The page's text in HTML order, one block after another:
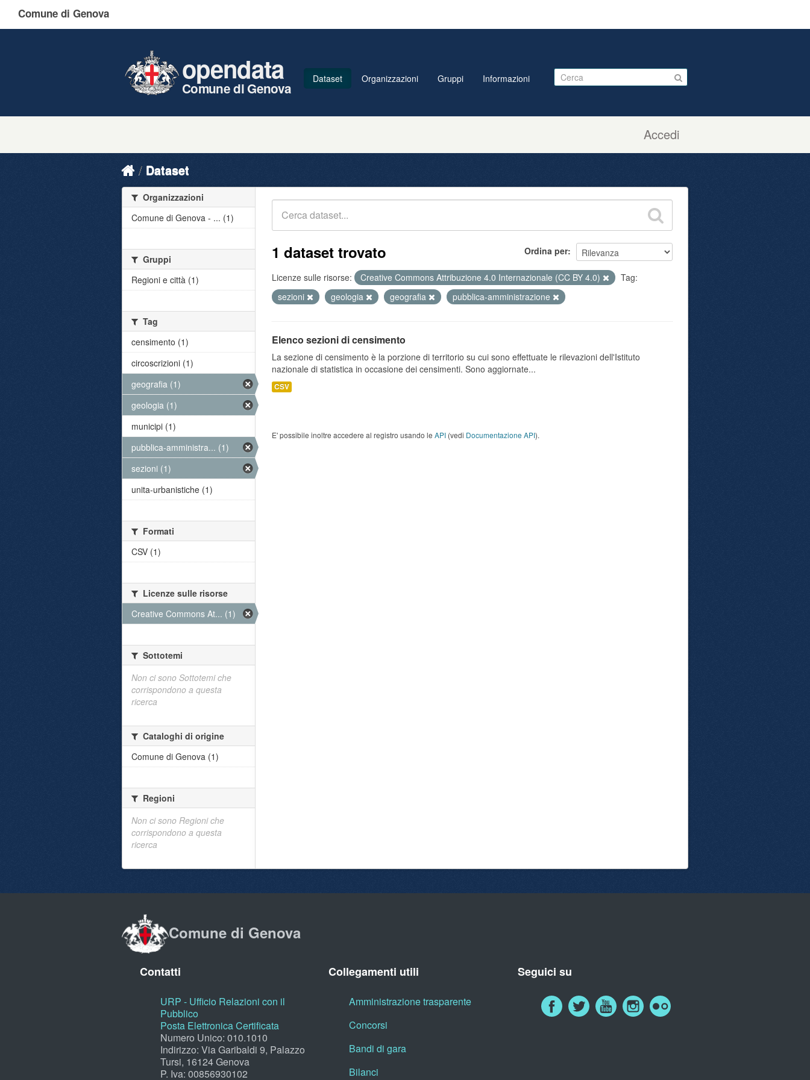
Comune di Genova
Accedi
opendata
Comune di Genova
Dataset Organizzazioni Gruppi Informazioni
Dataset
Ordina per
1 dataset trovato
Licenze sulle risorse: Creative Commons Attribuzione 4.0 Internazionale (CC BY 4.0)
Tag:
sezioni
geologia geografia pubblica-amministrazione
Elenco sezioni di censimento
La sezione di censimento è la porzione di territorio su cui sono effettuate le rilevazioni dell'Istituto
nazionale di statistica in occasione dei censimenti. Sono aggiornate...
CSV
E' possibile inoltre accedere al registro usando le API (vedi Documentazione API).
Organizzazioni
Comune di Genova - ... (1)
Gruppi
Regioni e città (1)
Tag
censimento (1)
circoscrizioni (1)
geografia (1)
geologia (1)
municipi (1)
pubblica-amministra... (1)
sezioni (1)
unita-urbanistiche (1)
Formati
CSV (1)
Licenze sulle risorse
Creative Commons At... (1)
Sottotemi
Non ci sono Sottotemi che
corrispondono a questa
ricerca
Cataloghi di origine
Comune di Genova (1)
Regioni
Non ci sono Regioni che
corrispondono a questa
ricerca
Comune di Genova
Contatti
URP - Ufficio Relazioni con il
Pubblico
Posta Elettronica Certificata
Numero Unico: 010.1010
Indirizzo: Via Garibaldi 9, Palazzo
Tursi, 16124 Genova
P. Iva: 00856930102
Collegamenti utili
Amministrazione trasparente
Concorsi
Bandi di gara
Bilanci
Seguici su